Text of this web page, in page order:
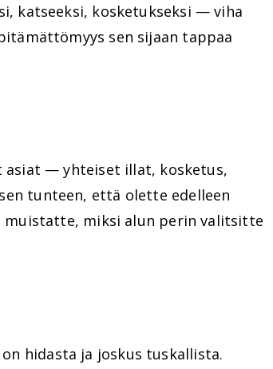
katseeksi, kosketukseksi — viha
sen sijaan tappaa
asiat — yhteiset illat, kosketus,
tunteen, että olette edelleen
muistatte, miksi alun perin valitsitte
hidasta ja joskus tuskallista.